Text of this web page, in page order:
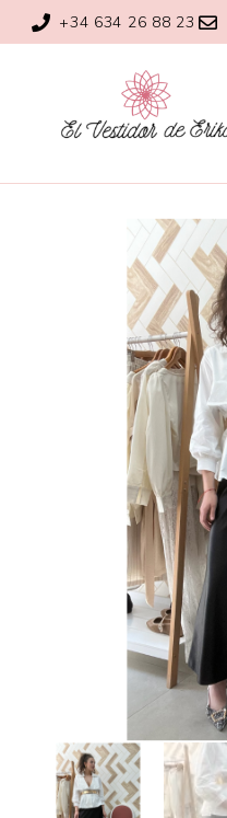
+34 634 26 88 23